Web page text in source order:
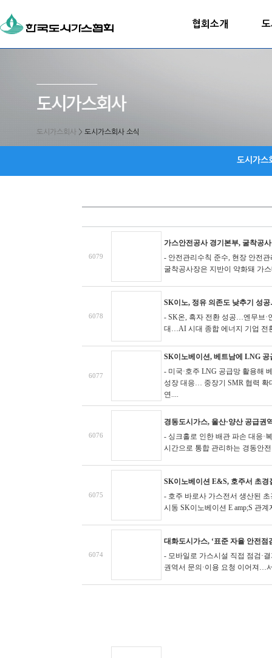
협회소개
도시가스회사 > 도시가스회사 소식
도시가스
6079
가스안전공사 경기본부, 굴착공
- 안전관리수칙 준수, 현장 안전
굴착공사장은 지반이 약화돼 가
6078
SK이노, 정유 의존도 낮추기 성
- SK온, 흑자 전환 성공…엔무브·
대…AI 시대 종합 에너지 기업 전
6077
SK이노베이션, 베트남에 LNG
- 미국·호주 LNG 공급망 활용해
성장 대응… 중장기 SMR 협력 확
연....
6076
경동도시가스, 울산·양산 공급권
- 싱크홀로 인한 배관 파손 대응·
시간으로 통합 관리하는 경동안
6075
SK이노베이션 E&S, 호주서 초
- 호주 바로사 가스전서 생산된
시동 SK이노베이션 E amp;S 관
6074
대화도시가스, ‘표준 자율 안전점
- 모바일로 가스시설 직접 점검·
권역서 문의·이용 요청 이어져…